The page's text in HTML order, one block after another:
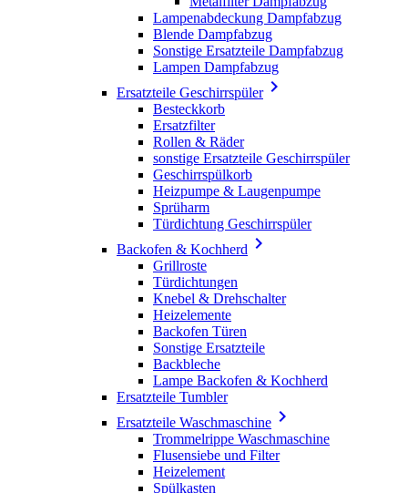
Lampenabdeckung Dampfabzug
Blende Dampfabzug
Sonstige Ersatzteile Dampfabzug
Lampen Dampfabzug
Ersatzteile Geschirrspüler
Besteckkorb
Ersatzfilter
Rollen & Räder
sonstige Ersatzteile Geschirrspüler
Geschirrspülkorb
Heizpumpe & Laugenpumpe
Sprüharm
Türdichtung Geschirrspüler
Backofen & Kochherd 
Grillroste
Türdichtungen
Knebel & Drehschalter
Heizelemente
Backofen Türen
Sonstige Ersatzteile
Backbleche
Lampe Backofen & Kochherd
Ersatzteile Tumbler
Ersatzteile Waschmaschine 
Trommelrippe Waschmaschine
Flusensiebe und Filter
Heizelement
Spülkasten